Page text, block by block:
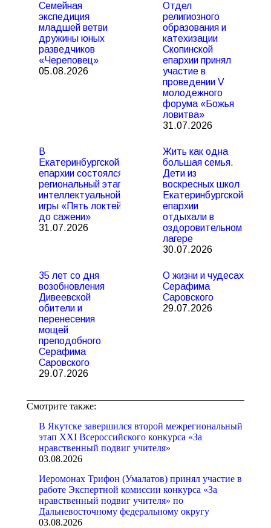
Семейная
экспедиция
младшей ветви
дружины юных
разведчиков
«Череповец»
05.08.2026
Отдел
религиозного
образования и
катехизации
Скопинской
епархии принял
участие в
проведении V
молодежного
форума «Божья
ловитва»
31.07.2026
В
Екатеринбургской
епархии состоялся
региональный этап
интеллектуальной
игры «Пять локтей
до сажени»
31.07.2026
Жить как одна
большая семья.
Дети из
воскресных школ
Екатеринбургской
епархии
отдыхали в
оздоровительном
лагере
30.07.2026
35 лет со дня
возобновления
Дивеевской
обители и
перенесения
мощей
преподобного
Серафима
Саровского
29.07.2026
О жизни и чудесах
Серафима
Саровского
29.07.2026
Смотрите также:
В Якутске завершился второй межрегиональный
этап XXI Всероссийского конкурса «За
нравственный подвиг учителя»
03.08.2026
Иеромонах Трифон (Умалатов) принял участие в
работе Экспертной комиссии конкурса «За
нравственный подвиг учителя» по
Дальневосточному федеральному округу
03.08.2026